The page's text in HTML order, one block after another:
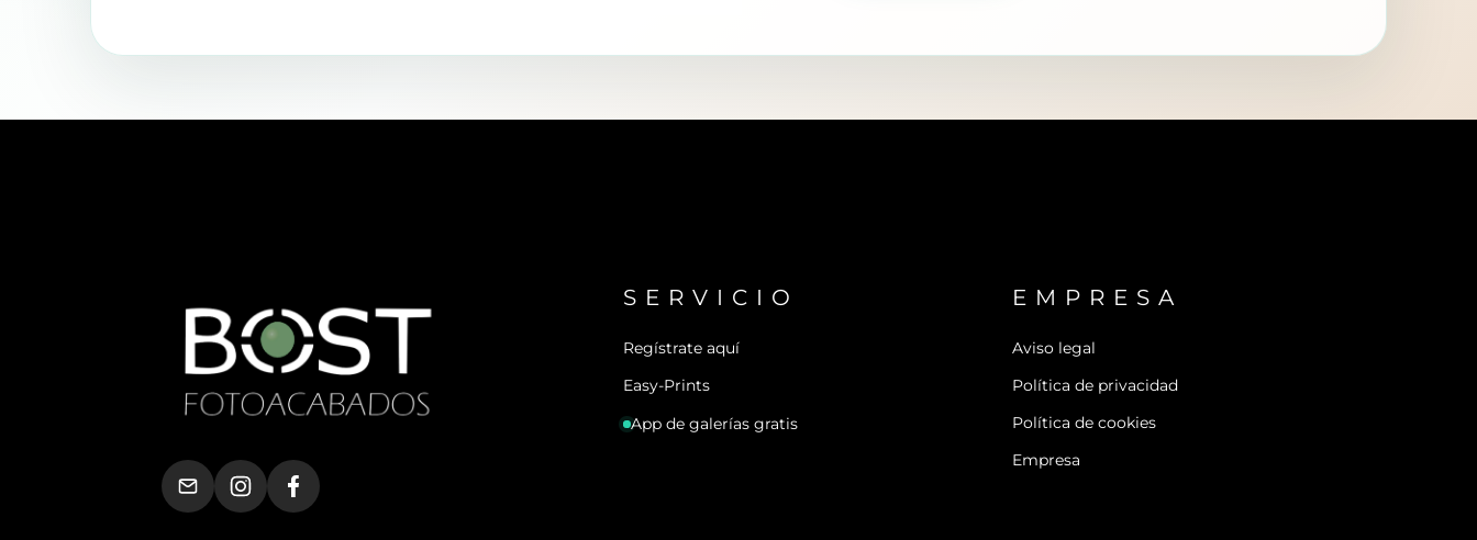
SERVICIO
Regístrate aquí
Easy-Prints
App de galerías gratis
EMPRESA
Aviso legal
Política de privacidad
Política de cookies
Empresa